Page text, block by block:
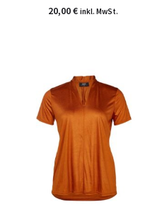
20,00€ inkl. MwSt.